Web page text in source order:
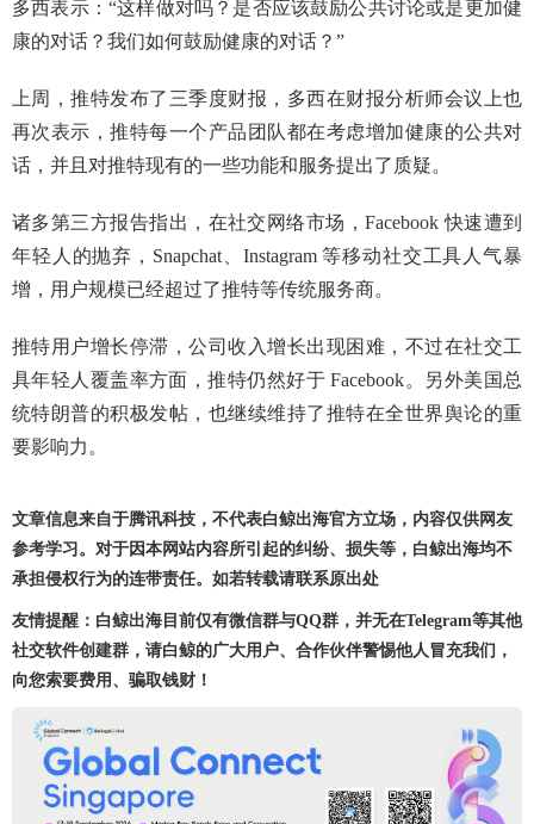
多西表示：“这样做对吗？是否应该鼓励公共讨论或是更加健
康的对话？我们如何鼓励健康的对话？”
上周，推特发布了三季度财报，多西在财报分析师会议上也
再次表示，推特每一个产品团队都在考虑增加健康的公共对
话，并且对推特现有的一些功能和服务提出了质疑。
诸多第三方报告指出，在社交网络市场，Facebook 快速遭到
年轻人的抛弃，Snapchat、Instagram 等移动社交工具人气暴
增，用户规模已经超过了推特等传统服务商。
推特用户增长停滞，公司收入增长出现困难，不过在社交工
具年轻人覆盖率方面，推特仍然好于 Facebook。另外美国总
统特朗普的积极发帖，也继续维持了推特在全世界舆论的重
要影响力。
文章信息来自于腾讯科技，不代表白鲸出海官方立场，内容仅供网友
参考学习。对于因本网站内容所引起的纠纷、损失等，白鲸出海均不
承担侵权行为的连带责任。如若转载请联系原出处
友情提醒：白鲸出海目前仅有微信群与QQ群，并无在Telegram等其他
社交软件创建群，请白鲸的广大用户、合作伙伴警惕他人冒充我们，
向您索要费用、骗取钱财！